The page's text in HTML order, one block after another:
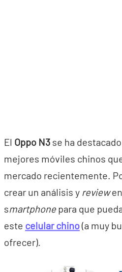
El Oppo N3 se ha
mejores móviles chinos
mercado recientemente.
crear un análisis y review
smartphone para que
este celular chino(a muy
ofrecer).